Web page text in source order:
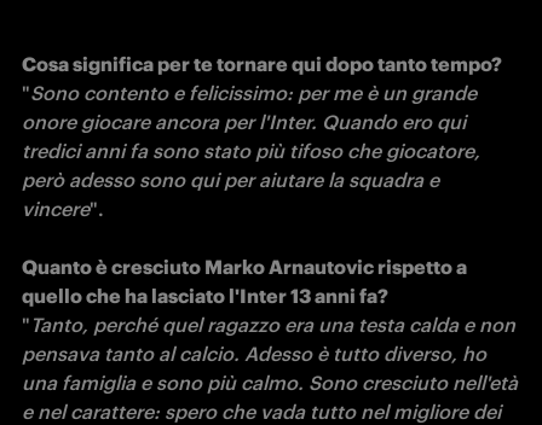
Cosa significa per te tornare qui dopo tanto tempo?
"Sono contento e felicissimo: per me è un grande
onore giocare ancora per l'Inter. Quando ero qui
tredici anni fa sono stato più tifoso che giocatore,
però adesso sono qui per aiutare la squadra e
vincere".
Quanto è cresciuto Marko Arnautovic rispetto a
quello che ha lasciato l'Inter 13 anni fa?
" Tanto, perché quel ragazzo era una testa calda e non
pensava tanto al calcio. Adesso è tutto diverso, ho
una famiglia e sono più calmo. Sono cresciuto nell'età
e nel carattere: spero che vada tutto nel migliore dei